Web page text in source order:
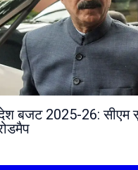
बजट 2025-26: सीएम